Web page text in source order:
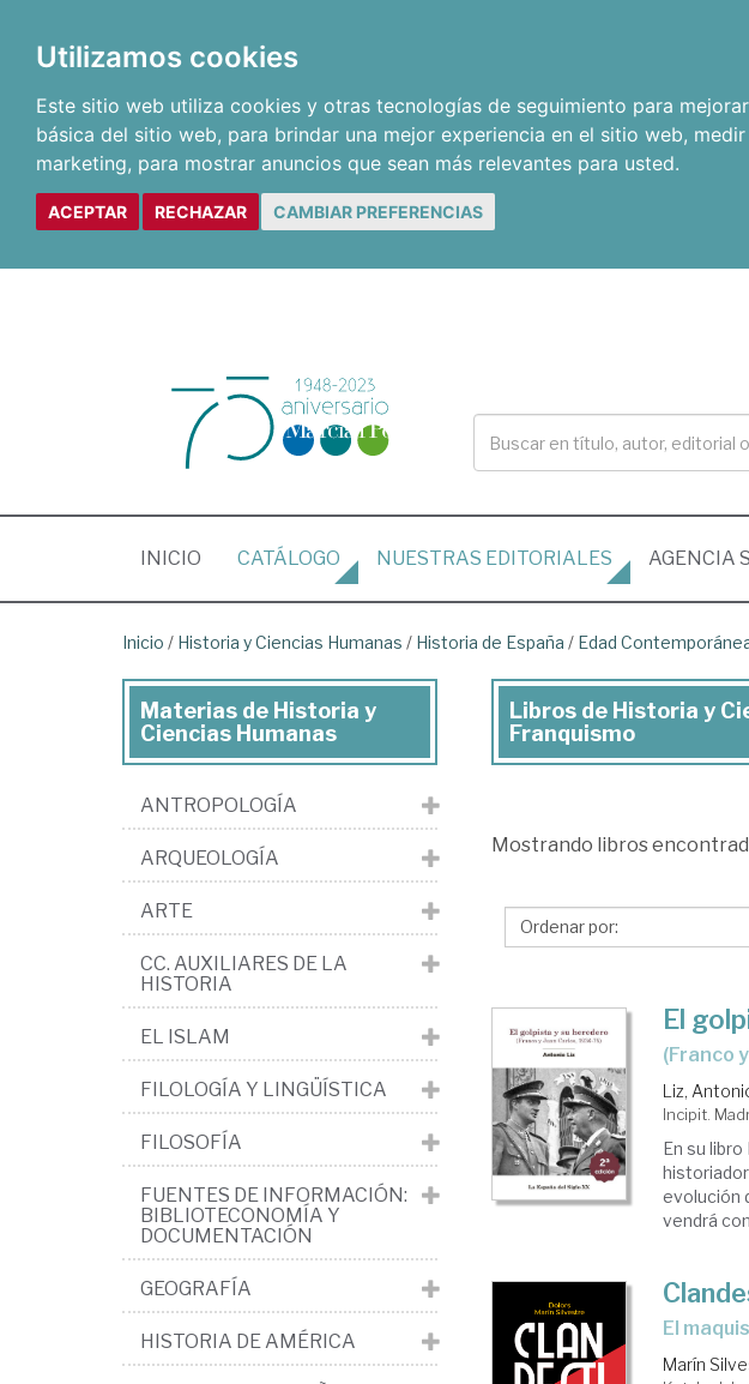
Utilizamos cookies
Este sitio web utiliza cookies y otras tecnologías de seguimiento para
básica del sitio web, para brindar una mejor experiencia en el sitio web,
marketing, para mostrar anuncios que sean más relevantes para usted.
ACEPTAR RECHAZAR CAMBIAR PREFERENCIAS
INICIO (CURRENT)
CATÁLOGO NUESTRAS EDITORIALES AGENCIA
Inicio / Historia y Ciencias Humanas / Historia de España / Edad
Libros
de
y
Humanas
>
de
España
>
Edad
Contemporánea
>
Libros de Historia y
Franquismo
Mostrando libros
El
Liz,
Incipit.
En su
evolución
vendrá
El
Marín
Materias de Historia y
Ciencias Humanas
ANTROPOLOGÍA
ARQUEOLOGÍA
ARTE
CC. AUXILIARES DE LA
HISTORIA
EL ISLAM
FILOLOGÍA Y LINGÜÍSTICA
FILOSOFÍA
FUENTES DE INFORMACIÓN:
BIBLIOTECONOMÍA Y
DOCUMENTACIÓN
GEOGRAFÍA
HISTORIA DE AMÉRICA